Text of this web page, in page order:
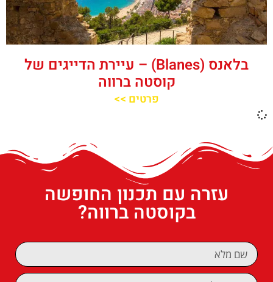
בלאנס (Blanes) – עיירת הדייגים של
קוסטה ברווה
פרטים >>
עזרה עם תכנון החופשה
בקוסטה ברווה?